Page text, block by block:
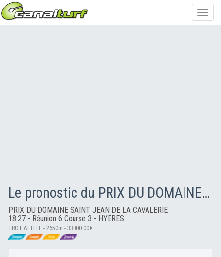
Le pronostic du PRIX DU DOMAINE SAINT JEAN DE LA CAVALERIE
PRIX DU DOMAINE SAINT JEAN DE LA CAVALERIE
18:27 - Réunion 6 Course 3 - HYERES
TROT ATTELE - 2650m - 33000.00€